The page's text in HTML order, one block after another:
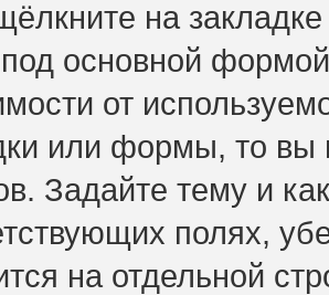
на
под основной
от
или формы, то вы
Задайте тему и
полях,
на отдельной